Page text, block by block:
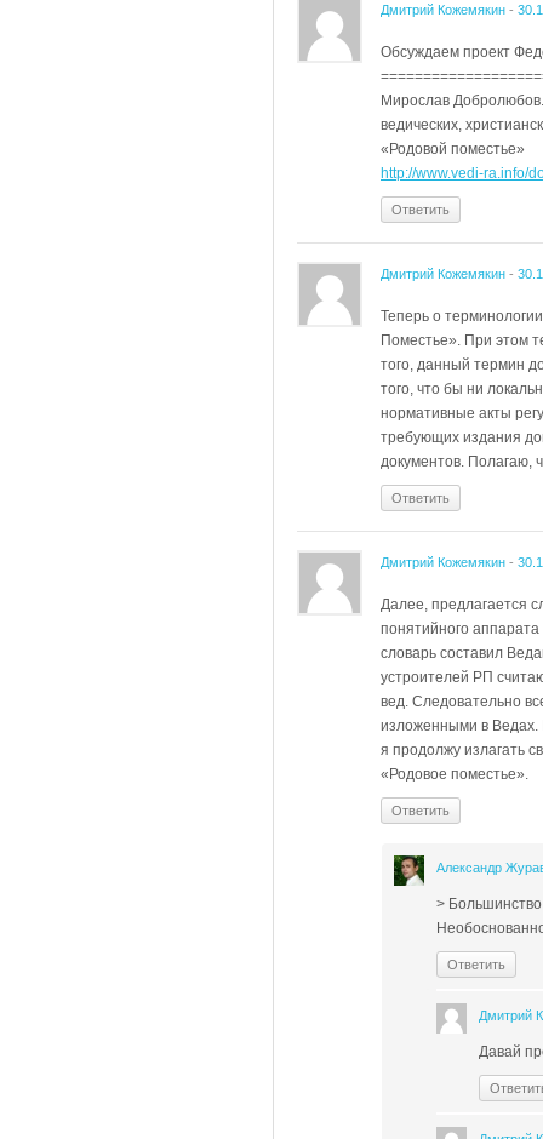
Дмитрий Кожемякин -
Обсуждаем проект
Мирослав
ведических,
«Родовой поместье»
http://www.vedi-ra.info/
Ответить
Дмитрий Кожемякин -
Теперь о
Поместье». При этом
того, данный термин
того, что бы ни
нормативные акты
требующих издания
документов. Полагаю,
Ответить
Дмитрий Кожемякин -
Далее, предлагается
понятийного
словарь составил
устроителей РП
вед. Следовательно
изложенными в Ведах.
я продолжу излагать
«Родовое поместье».
Ответить
Александр
>
Ответить
Дмитрий
Давай